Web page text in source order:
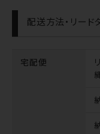
配送方法・リード
宅配便